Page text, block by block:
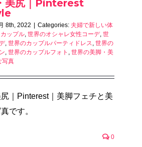
美尻｜Pinterest
8th, 2022 Categories: 夫婦で新しい体
カップル, 世界のオシャレ女性コーデ, 世
, 世界のカップルパーティドレス, 世界の
, 世界のカップルフォト , 世界の美脚・美
写真
｜Pinterest｜美脚フェチと美
です。
0